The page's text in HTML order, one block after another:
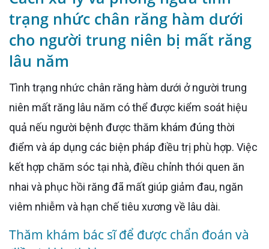
trạng nhức chân răng hàm dưới
cho người trung niên bị mất răng
lâu năm
Tình trạng nhức chân răng hàm dưới ở người trung
niên mất răng lâu năm có thể được kiểm soát hiệu
quả nếu người bệnh được thăm khám đúng thời
điểm và áp dụng các biện pháp điều trị phù hợp. Việc
kết hợp chăm sóc tại nhà, điều chỉnh thói quen ăn
nhai và phục hồi răng đã mất giúp giảm đau, ngăn
viêm nhiễm và hạn chế tiêu xương về lâu dài.
Thăm khám bác sĩ để được chẩn đoán và